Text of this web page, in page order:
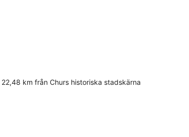
22,48 km från Churs historiska stadskärna